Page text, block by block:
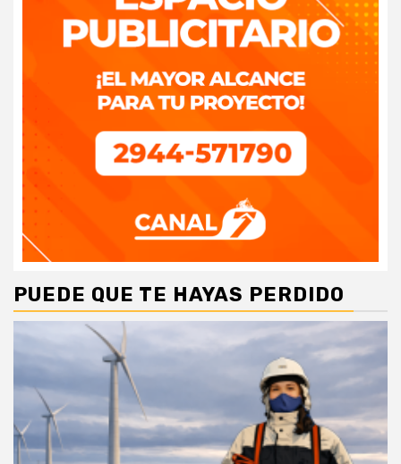
PUEDE QUE TE HAYAS PERDIDO